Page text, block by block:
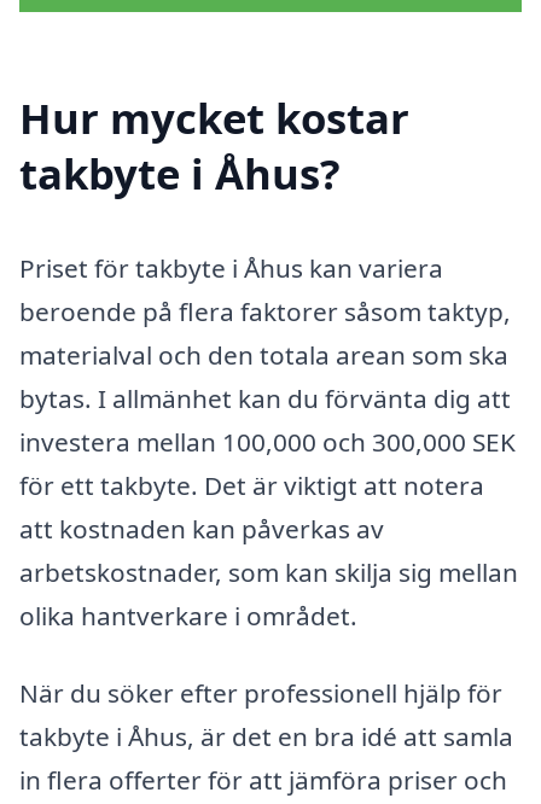
Hur mycket kostar
takbyte i Åhus?
Priset för takbyte i Åhus kan variera
beroende på flera faktorer såsom taktyp,
materialval och den totala arean som ska
bytas. I allmänhet kan du förvänta dig att
investera mellan 100,000 och 300,000 SEK
för ett takbyte. Det är viktigt att notera
att kostnaden kan påverkas av
arbetskostnader, som kan skilja sig mellan
olika hantverkare i området.
När du söker efter professionell hjälp för
takbyte i Åhus, är det en bra idé att samla
in flera offerter för att jämföra priser och